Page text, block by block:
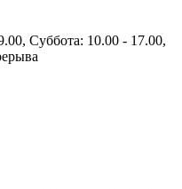
Суббота: 10.00 - 17.00,